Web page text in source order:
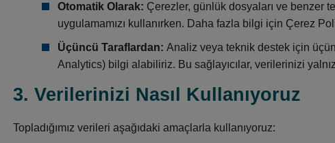
Otomatik Olarak: Çerezler, günlük dosyaları ve benzer
uygulamamızı kullanırken. Daha fazla bilgi için Çerez
Üçüncü Taraflardan: Analiz veya teknik destek için
Analytics) bilgi alabiliriz. Bu sağlayıcılar, verilerinizi
3. Verilerinizi Nasıl Kullanıyoruz
Topladığımız verileri aşağıdaki amaçlarla kullanıyoruz: